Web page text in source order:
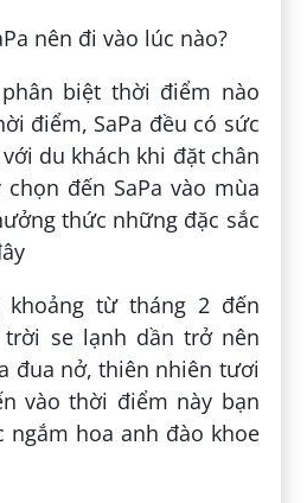
nên đi vào lúc nào?
biệt thời điểm nào
điểm, SaPa đều có sức
du khách khi đặt chân
đến SaPa vào mùa
thức những đặc sắc
khoảng từ tháng 2 đến
se lạnh dần trở nên
đua nở, thiên nhiên tươi
vào thời điểm này bạn
ngắm hoa anh đào khoe